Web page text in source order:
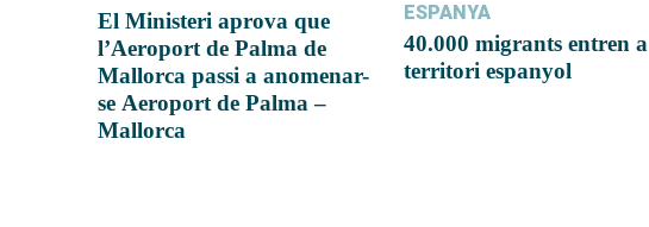
El Ministeri aprova que
l’Aeroport de Palma de
Mallorca passi a anomenar-
se Aeroport de Palma –
Mallorca
ESPANYA
40.000 migrants entren a
territori espanyol